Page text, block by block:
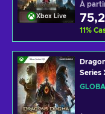
Xbox Live
À
11%
Series